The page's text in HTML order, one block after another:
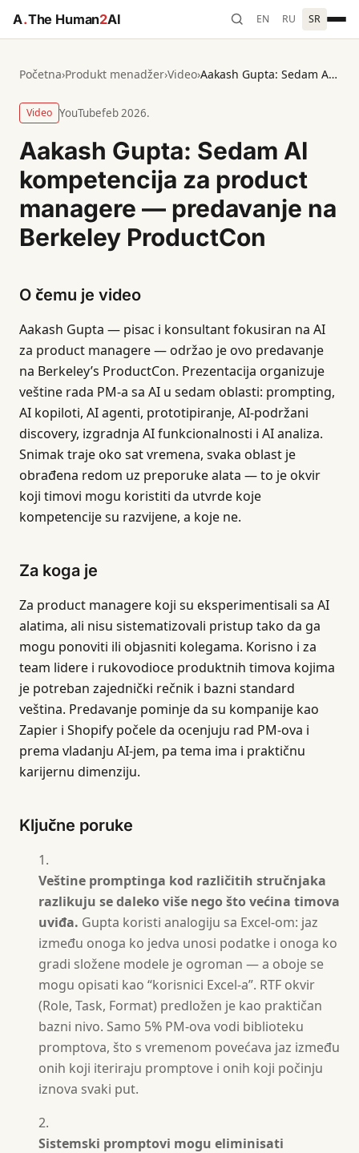
A.The Human2AI EN RU SR
Početna›Produkt menadžer›Video› Aakash Gupta: Sedam AI kompetencija za product managere — predavanje na Berkeley ProductCon
Video YouTubefeb 2026.
Aakash Gupta: Sedam AI
kompetencija za product
managere — predavanje na
Berkeley ProductCon
O čemu je video
Aakash Gupta — pisac i konsultant fokusiran na AI
za product managere — održao je ovo predavanje
na Berkeley’s ProductCon. Prezentacija organizuje
veštine rada PM-a sa AI u sedam oblasti: prompting,
AI kopiloti, AI agenti, prototipiranje, AI-podržani
discovery, izgradnja AI funkcionalnosti i AI analiza.
Snimak traje oko sat vremena, svaka oblast je
obrađena redom uz preporuke alata — to je okvir
koji timovi mogu koristiti da utvrde koje
kompetencije su razvijene, a koje ne.
Za koga je
Za product managere koji su eksperimentisali sa AI
alatima, ali nisu sistematizovali pristup tako da ga
mogu ponoviti ili objasniti kolegama. Korisno i za
team lidere i rukovodioce produktnih timova kojima
je potreban zajednički rečnik i bazni standard
veština. Predavanje pominje da su kompanije kao
Zapier i Shopify počele da ocenjuju rad PM-ova i
prema vladanju AI-jem, pa tema ima i praktičnu
karijernu dimenziju.
Ključne poruke
Veštine promptinga kod različitih stručnjaka
razlikuju se daleko više nego što većina timova
uviđa. Gupta koristi analogiju sa Excel-om: jaz
između onoga ko jedva unosi podatke i onoga ko
gradi složene modele je ogroman — a oboje se
mogu opisati kao “korisnici Excel-a”. RTF okvir
(Role, Task, Format) predložen je kao praktičan
bazni nivo. Samo 5% PM-ova vodi biblioteku
promptova, što s vremenom povećava jaz između
onih koji iteriraju promptove i onih koji počinju
iznova svaki put.
Sistemski promptovi mogu eliminisati